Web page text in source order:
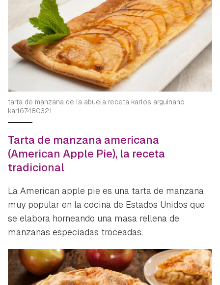
tarta de manzana de la abuela receta karlos arguinano
karl67480321
Tarta de manzana americana
(American Apple Pie), la receta
tradicional
La American apple pie es una tarta de manzana
muy popular en la cocina de Estados Unidos que
se elabora horneando una masa rellena de
manzanas especiadas troceadas.